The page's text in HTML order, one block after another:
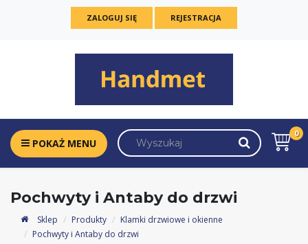
ZALOGUJ SIĘ REJESTRACJA
POKAŻ MENU
0
Pochwyty i Antaby do drzwi
Sklep Produkty
Klamki drzwiowe i okienne
Pochwyty i Antaby do drzwi